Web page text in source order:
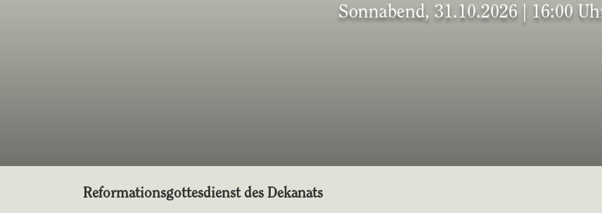
Sonnabend, 31.10.2026 | 16:00
Reformationsgottesdienst des Dekanats